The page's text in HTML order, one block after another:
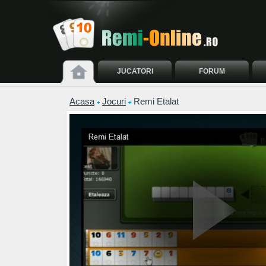
JUCATORI FORUM
Acasa Jocuri Remi Etalat